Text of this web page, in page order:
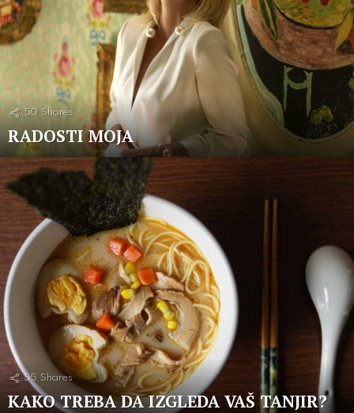
50 Shares
RADOSTI MOJA
55 Shares
KAKO TREBA DA IZGLEDA VAŠ TANJIR?